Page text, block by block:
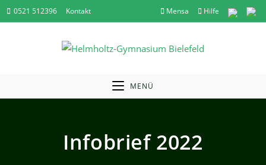
Zum
Inhalt
Mensa Hilfe
0521 512396 Kontakt
MENÜ
Infobrief 2022